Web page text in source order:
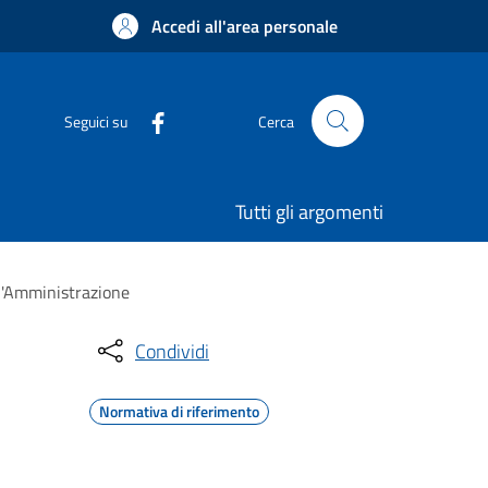
Accedi all'area personale
Seguici su Cerca
Tutti gli argomenti
Condividi
Normativa di riferimento